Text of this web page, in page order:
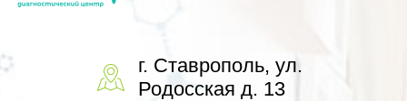
г. Ставрополь, ул.
Родосская д. 13